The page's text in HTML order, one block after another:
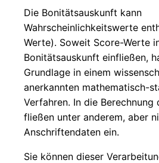
Die Bonitätsauskunft kann
Wahrscheinlichkeitswerte
Werte). Soweit Score-Werte
Bonitätsauskunft einfließen,
Grundlage in einem
anerkannten mathematisch-
Verfahren. In die Berechnung
fließen unter anderem, aber
Anschriftendaten ein.
Sie können dieser